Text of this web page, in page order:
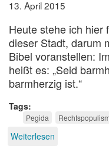
13. April 2015
Heute stehe ich hier
dieser Stadt, darum
Bibel voranstellen:
heißt es: „Seid
barmherzig ist.“
Tags
Pegida
Weiterlesen